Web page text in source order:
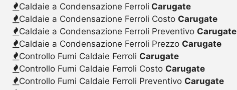
Caldaie a Condensazione Ferroli Carugate
Caldaie a Condensazione Ferroli Costo Carugate
Caldaie a Condensazione Ferroli Preventivo Carugate
Caldaie a Condensazione Ferroli Prezzo Carugate
Controllo Fumi Caldaie Ferroli Carugate
Controllo Fumi Caldaie Ferroli Costo Carugate
Controllo Fumi Caldaie Ferroli Preventivo Carugate